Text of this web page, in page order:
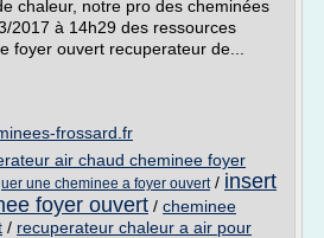
chaleur, notre pro des cheminées
2017 à 14h29 des ressources
foyer ouvert recuperateur de...
frossard.fr
air chaud cheminee foyer
une cheminee a foyer ouvert/ insert
foyer ouvert / cheminee
/ recuperateur chaleur a air pour